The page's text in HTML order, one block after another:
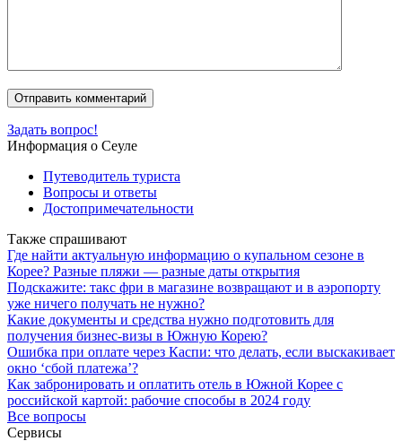
Задать вопрос!
Информация о Сеуле
Путеводитель туриста
Вопросы и ответы
Достопримечательности
Также спрашивают
Где найти актуальную информацию о купальном сезоне в
Корее? Разные пляжи — разные даты открытия
Подскажите: такс фри в магазине возвращают и в аэропорту
уже ничего получать не нужно?
Какие документы и средства нужно подготовить для
получения бизнес-визы в Южную Корею?
Ошибка при оплате через Каспи: что делать, если выскакивает
окно ‘сбой платежа’?
Как забронировать и оплатить отель в Южной Корее с
российской картой: рабочие способы в 2024 году
Все вопросы
Сервисы